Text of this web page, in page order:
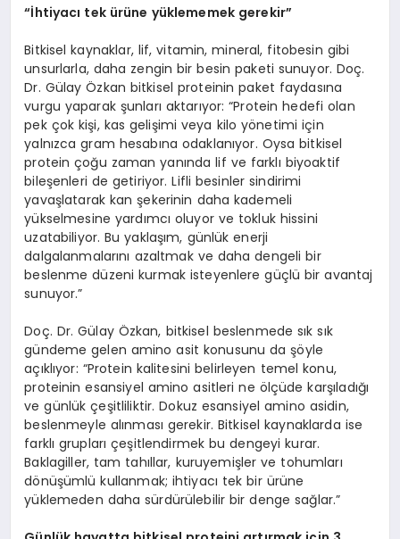
“İhtiyacı tek ürüne yüklememek gerekir”
Bitkisel kaynaklar, lif, vitamin, mineral, fitobesin gibi
unsurlarla, daha zengin bir besin paketi sunuyor. Doç.
Dr. Gülay Özkan bitkisel proteinin paket faydasına
vurgu yaparak şunları aktarıyor: “Protein hedefi olan
pek çok kişi, kas gelişimi veya kilo yönetimi için
yalnızca gram hesabına odaklanıyor. Oysa bitkisel
protein çoğu zaman yanında lif ve farklı biyoaktif
bileşenleri de getiriyor. Lifli besinler sindirimi
yavaşlatarak kan şekerinin daha kademeli
yükselmesine yardımcı oluyor ve tokluk hissini
uzatabiliyor. Bu yaklaşım, günlük enerji
dalgalanmalarını azaltmak ve daha dengeli bir
beslenme düzeni kurmak isteyenlere güçlü bir avantaj
sunuyor.”
Doç. Dr. Gülay Özkan, bitkisel beslenmede sık sık
gündeme gelen amino asit konusunu da şöyle
açıklıyor: “Protein kalitesini belirleyen temel konu,
proteinin esansiyel amino asitleri ne ölçüde karşıladığı
ve günlük çeşitliliktir. Dokuz esansiyel amino asidin,
beslenmeyle alınması gerekir. Bitkisel kaynaklarda ise
farklı grupları çeşitlendirmek bu dengeyi kurar.
Baklagiller, tam tahıllar, kuruyemişler ve tohumları
dönüşümlü kullanmak; ihtiyacı tek bir ürüne
yüklemeden daha sürdürülebilir bir denge sağlar.”